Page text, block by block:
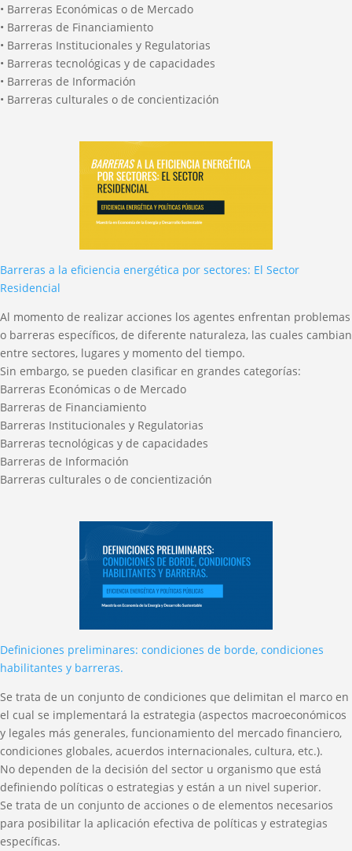
• Barreras Económicas o de Mercado
• Barreras de Financiamiento
• Barreras Institucionales y Regulatorias
• Barreras tecnológicas y de capacidades
• Barreras de Información
• Barreras culturales o de concientización
Barreras a la eficiencia energética por sectores: El Sector
Residencial
Al momento de realizar acciones los agentes enfrentan problemas
o barreras específicos, de diferente naturaleza, las cuales cambian
entre sectores, lugares y momento del tiempo.
Sin embargo, se pueden clasificar en grandes categorías:
Barreras Económicas o de Mercado
Barreras de Financiamiento
Barreras Institucionales y Regulatorias
Barreras tecnológicas y de capacidades
Barreras de Información
Barreras culturales o de concientización
Definiciones preliminares: condiciones de borde, condiciones
habilitantes y barreras.
Se trata de un conjunto de condiciones que delimitan el marco en
el cual se implementará la estrategia (aspectos macroeconómicos
y legales más generales, funcionamiento del mercado financiero,
condiciones globales, acuerdos internacionales, cultura, etc.).
No dependen de la decisión del sector u organismo que está
definiendo políticas o estrategias y están a un nivel superior.
Se trata de un conjunto de acciones o de elementos necesarios
para posibilitar la aplicación efectiva de políticas y estrategias
específicas.